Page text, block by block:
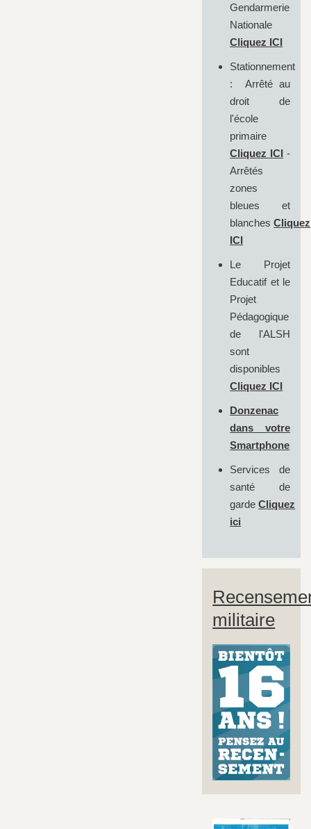
Gendarmerie
Nationale
Cliquez ICI
Stationnement
: Arrêté au
droit de
l'école
primaire
Cliquez ICI -
Arrêtés
zones
bleues et
blanchesCliquez
ICI
Le Projet
Educatif et le
Projet
Pédagogique
de l'ALSH
sont
disponibles
Cliquez ICI
Donzenac
dans votre
Smartphone
Services de
santé de
garde Cliquez
ici
militaire